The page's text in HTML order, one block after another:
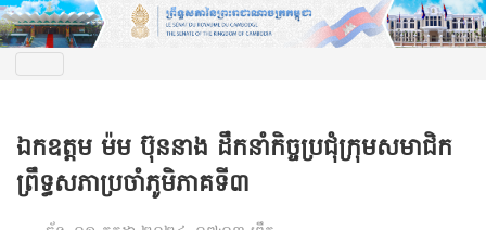
ឯកឧត្តម ម៉ម ប៊ុននាង ដឹកនាំកិច្ចប្រជុំក្រុមសមាជិក
ព្រឹទ្ធសភាប្រចាំភូមិភាគទី៣